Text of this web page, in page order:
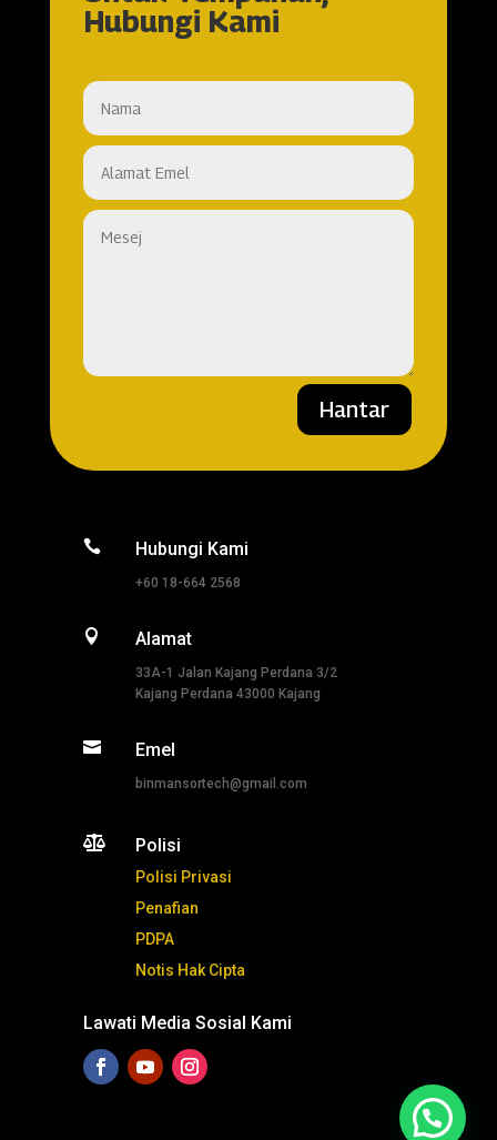
Hubungi Kami
Hantar
 Hubungi Kami
+60 18-664 2568
 Alamat
33A-1 Jalan Kajang Perdana 3/2
Kajang Perdana 43000 Kajang
 Emel
binmansortech@gmail.com
 Polisi
Polisi Privasi
Penafian
PDPA
Notis Hak Cipta
Lawati Media Sosial Kami